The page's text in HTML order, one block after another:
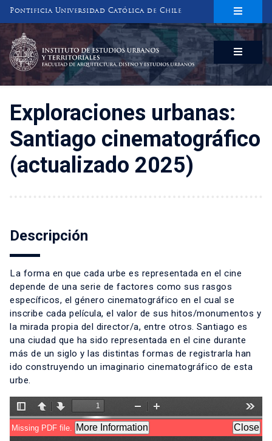
Pontificia Universidad Católica de Chile
INSTITUTO DE ESTUDIOS URBANOS
Y TERRITORIALES
FACULTAD DE ARQUITECTURA, DISEÑO Y ESTUDIOS URBANOS
Exploraciones urbanas:
Santiago cinematográfico
(actualizado 2025)
Descripción
La forma en que cada urbe es representada en el cine
depende de una serie de factores como sus rasgos
específicos, el género cinematográfico en el cual se
inscribe cada película, el valor de sus hitos/monumentos y
la mirada propia del director/a, entre otros. Santiago es
una ciudad que ha sido representada en el cine durante
más de un siglo y las distintas formas de registrarla han
ido construyendo un imaginario cinematográfico de esta
urbe.